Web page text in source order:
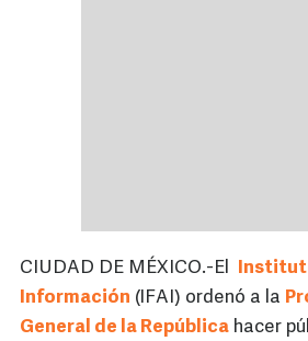
CIUDAD DE MÉXICO.-El
Información (IFAI) ordenó a la
General de la República hacer